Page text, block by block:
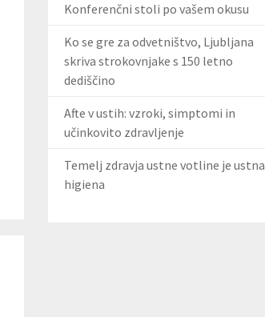
Konferenčni stoli po vašem okusu
Ko se gre za odvetništvo, Ljubljana
skriva strokovnjake s 150 letno
dediščino
Afte v ustih: vzroki, simptomi in
učinkovito zdravljenje
Temelj zdravja ustne votline je ustna
higiena